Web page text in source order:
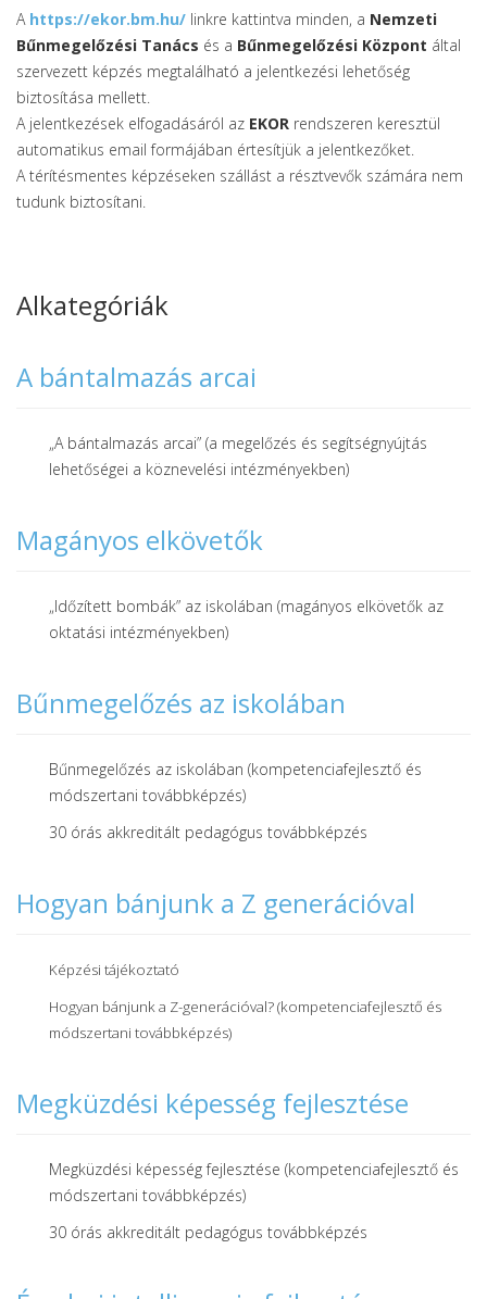
A https://ekor.bm.hu/ linkre kattintva minden, a Nemzeti
Bűnmegelőzési Tanács és a Bűnmegelőzési Központ által
szervezett képzés megtalálható a jelentkezési lehetőség
biztosítása mellett.
A jelentkezések elfogadásáról az EKOR rendszeren keresztül
automatikus email formájában értesítjük a jelentkezőket.
A térítésmentes képzéseken szállást a résztvevők számára nem
tudunk biztosítani.
Alkategóriák
A bántalmazás arcai
„A bántalmazás arcai” (a megelőzés és segítségnyújtás
lehetőségei a köznevelési intézményekben)
Magányos elkövetők
„Időzített bombák” az iskolában (magányos elkövetők az
oktatási intézményekben)
Bűnmegelőzés az iskolában
Bűnmegelőzés az iskolában (kompetenciafejlesztő és
módszertani továbbképzés)
30 órás akkreditált pedagógus továbbképzés
Hogyan bánjunk a Z generációval
Képzési tájékoztató
Hogyan bánjunk a Z-generációval? (kompetenciafejlesztő és
módszertani továbbképzés)
Megküzdési képesség fejlesztése
Megküzdési képesség fejlesztése (kompetenciafejlesztő és
módszertani továbbképzés)
30 órás akkreditált pedagógus továbbképzés